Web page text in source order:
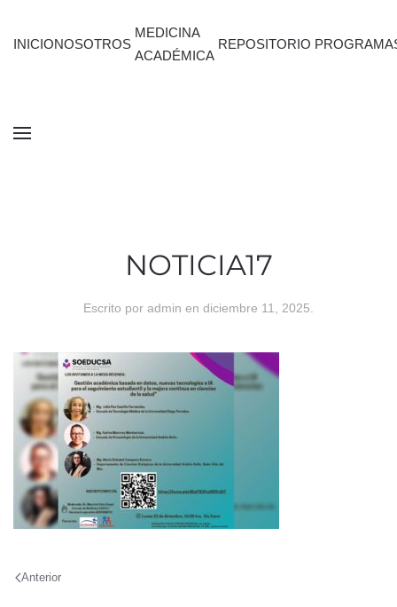
INICIONOSOTROS
MEDICINA
ACADÉMICA
REPOSITORIO
NOTICIA17
Escrito por admin en diciembre 11, 2025
Anterior